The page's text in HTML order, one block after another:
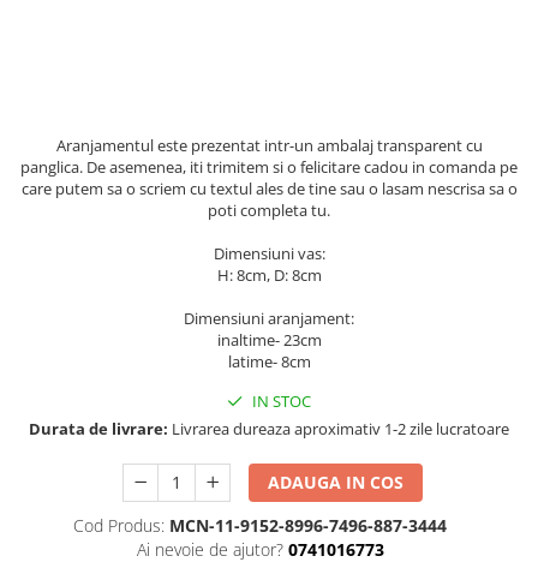
Aranjamentul este prezentat intr-un ambalaj transparent cu
panglica. De asemenea, iti trimitem si o felicitare cadou in comanda pe
care putem sa o scriem cu textul ales de tine sau o lasam nescrisa sa o
poti completa tu.
Dimensiuni vas:
H: 8cm, D: 8cm
Dimensiuni aranjament:
inaltime- 23cm
latime- 8cm
IN STOC
Durata de livrare: Livrarea dureaza aproximativ 1-2 zile lucratoare
ADAUGA IN COS
Cod Produs: MCN-11-9152-8996-7496-887-3444
Ai nevoie de ajutor? 0741016773